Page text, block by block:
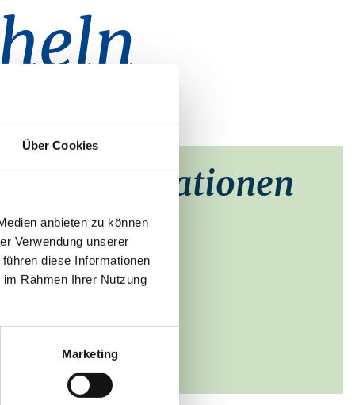
Über Cookies
anbieten zu können
Verwendung unserer
diese Informationen
Rahmen Ihrer Nutzung
Marketing
Hohen Viecheln
Viecheln
Website